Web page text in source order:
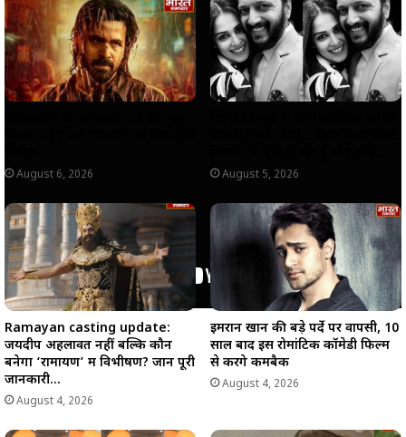
p
p
o
k
a
m
n
k
August 6, 2026 August 5, 2026
Ramayan casting update:
जयदीप अहलावत नहीं बल्कि कौन
बनेगा ‘रामायण’ में विभीषण? जानें पूरी
जानकारी…
August 4, 2026
इमरान खान की बड़े पर्दे पर वापसी, 10
साल बाद इस रोमांटिक कॉमेडी फिल्म
से करेंगे कमबैक
August 4, 2026